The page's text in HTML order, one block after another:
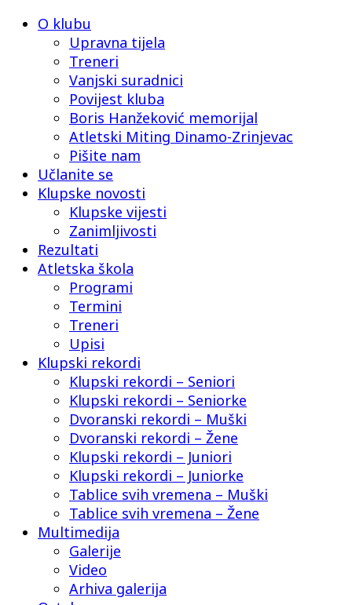
O klubu
Upravna tijela
Treneri
Vanjski suradnici
Povijest kluba
Boris Hanžeković memorijal
Atletski Miting Dinamo-Zrinjevac
Pišite nam
Učlanite se
Klupske novosti
Klupske vijesti
Zanimljivosti
Rezultati
Atletska škola
Programi
Termini
Treneri
Upisi
Klupski rekordi
Klupski rekordi – Seniori
Klupski rekordi – Seniorke
Dvoranski rekordi – Muški
Dvoranski rekordi – Žene
Klupski rekordi – Juniori
Klupski rekordi – Juniorke
Tablice svih vremena – Muški
Tablice svih vremena – Žene
Multimedija
Galerije
Video
Arhiva galerija